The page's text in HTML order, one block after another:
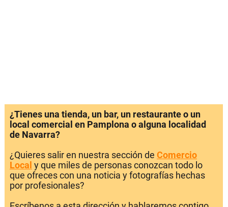
¿Tienes una tienda, un bar, un restaurante o un
local comercial en Pamplona o alguna localidad
de Navarra?
¿Quieres salir en nuestra sección de Comercio
Local y que miles de personas conozcan todo lo
que ofreces con una noticia y fotografías hechas
por profesionales?